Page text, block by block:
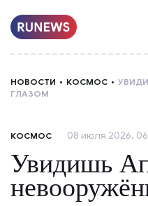
О
НАС
НОВОСТИ КОСМОС
ГЛАЗОМ
КОСМОС 08 июля 2026,
Увидишь